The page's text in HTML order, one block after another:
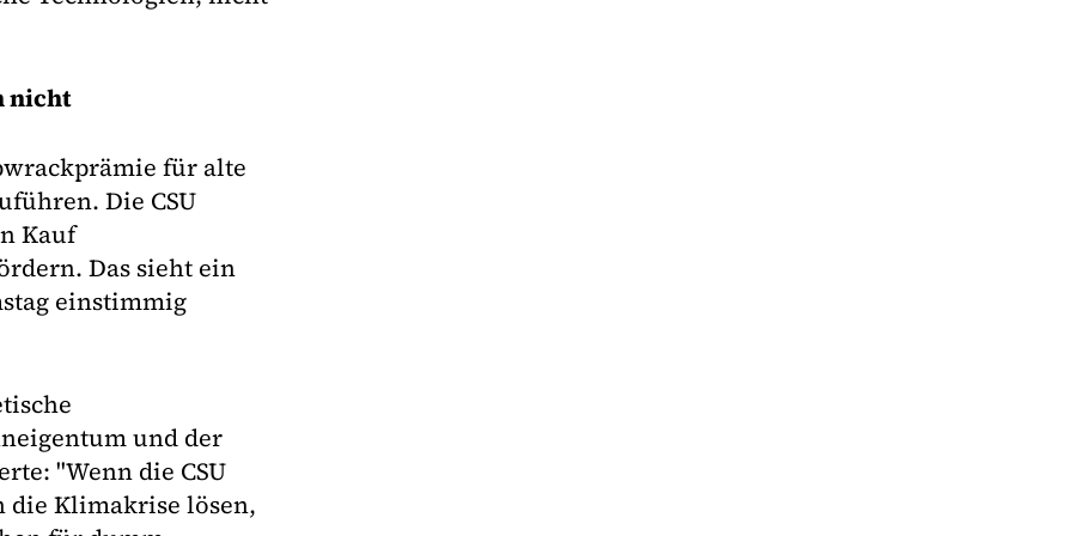
nicht
für alte
Die CSU
Kauf
Das sieht ein
einstimmig
und der
"Wenn die CSU
Klimakrise lösen,